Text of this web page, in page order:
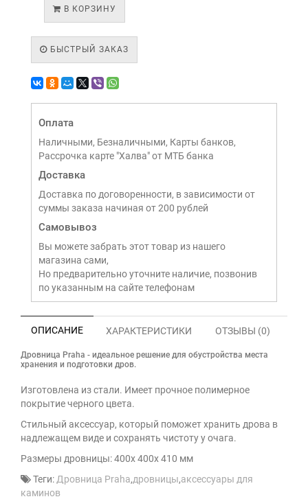
В КОРЗИНУ
БЫСТРЫЙ ЗАКАЗ
Оплата
Наличными, Безналичными, Карты банков,
Рассрочка карте "Халва" от МТБ банка
Доставка
Доставка по договоренности, в зависимости от
суммы заказа начиная от 200 рублей
Самовывоз
Вы можете забрать этот товар из нашего
магазина сами,
Но предварительно уточните наличие, позвонив
по указанным на сайте телефонам
ОПИСАНИЕ ХАРАКТЕРИСТИКИ ОТЗЫВЫ (0)
Дровница Praha - идеальное решение для обустройства места
хранения и подготовки дров.
Изготовлена из стали. Имеет прочное полимерное
покрытие черного цвета.
Стильный аксессуар, который поможет хранить дрова в
надлежащем виде и сохранять чистоту у очага.
Размеры дровницы: 400х 400х 410 мм
Теги: Дровница Praha,дровницы,аксессуары для
каминов